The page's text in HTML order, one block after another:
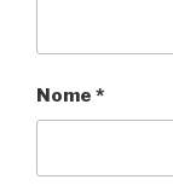
Nome *